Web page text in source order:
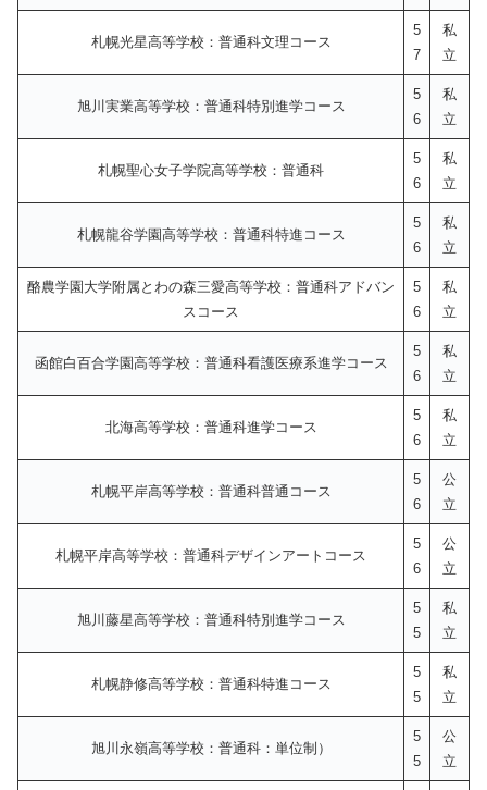
札幌光星高等学校：普通科文理コース
5
7
私
立
旭川実業高等学校：普通科特別進学コース
5
6
私
立
札幌聖心女子学院高等学校：普通科
5
6
私
立
札幌龍谷学園高等学校：普通科特進コース
5
6
私
立
酪農学園大学附属とわの森三愛高等学校：普通科アドバン
スコース
5
6
私
立
函館白百合学園高等学校：普通科看護医療系進学コース
5
6
私
立
北海高等学校：普通科進学コース
5
6
私
立
札幌平岸高等学校：普通科普通コース
5
6
公
立
札幌平岸高等学校：普通科デザインアートコース
5
6
公
立
旭川藤星高等学校：普通科特別進学コース
5
5
私
立
札幌静修高等学校：普通科特進コース
5
5
私
立
旭川永嶺高等学校：普通科：単位制）
5
5
公
立